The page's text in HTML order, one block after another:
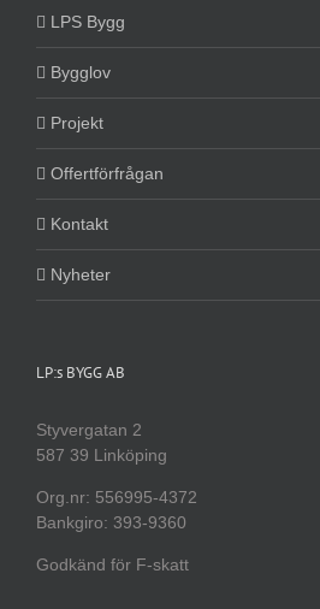
LPS Bygg
Bygglov
Projekt
Offertförfrågan
Kontakt
Nyheter
LP:s BYGG AB
Styvergatan 2
587 39 Linköping
Org.nr: 556995-4372
Bankgiro: 393-9360
Godkänd för F-skatt